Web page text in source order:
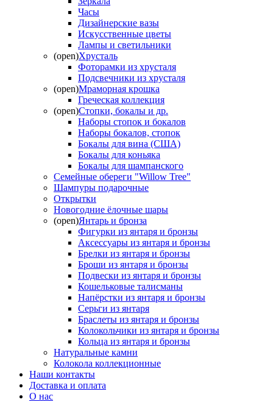
Часы
Дизайнерские вазы
Искусственные цветы
Лампы и светильники
(open)Хрусталь
Фоторамки из хрусталя
Подсвечники из хрусталя
(open)Мраморная крошка
Греческая коллекция
(open)Стопки, бокалы и др.
Наборы стопок и бокалов
Наборы бокалов, стопок
Бокалы для вина (США)
Бокалы для коньяка
Бокалы для шампанского
Семейные обереги "Willow Tree"
Шампуры подарочные
Открытки
Новогодние ёлочные шары
(open)Янтарь и бронза
Фигурки из янтаря и бронзы
Аксессуары из янтаря и бронзы
Брелки из янтаря и бронзы
Броши из янтаря и бронзы
Подвески из янтаря и бронзы
Кошельковые талисманы
Напёрстки из янтаря и бронзы
Серьги из янтаря
Браслеты из янтаря и бронзы
Колокольчики из янтаря и бронзы
Кольца из янтаря и бронзы
Натуральные камни
Колокола коллекционные
Наши контакты
Доставка и оплата
О нас